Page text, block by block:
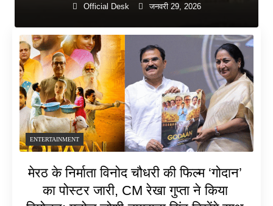
Official Desk जनवरी 29, 2026
ENTERTAINMENT
मेरठ के निर्माता विनोद चौधरी की फिल्म ‘गोदान’
का पोस्टर जारी, CM रेखा गुप्ता ने किया